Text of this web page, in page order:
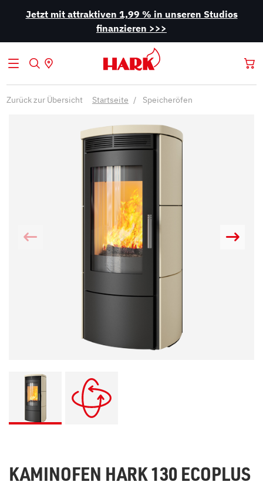
Jetzt mit attraktiven 1,99 % in unseren Studios
finanzieren >>>
Zurück zur Übersicht Startseite Speicheröfen
KAMINOFEN HARK 130 ECOPLUS